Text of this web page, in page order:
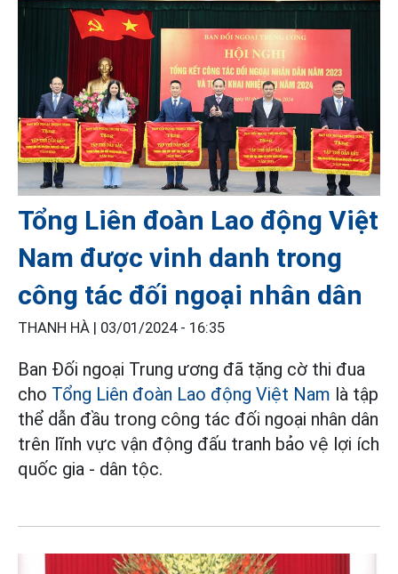
Tổng Liên đoàn Lao động Việt
Nam được vinh danh trong
công tác đối ngoại nhân dân
THANH HÀ | 03/01/2024 - 16:35
Ban Đối ngoại Trung ương đã tặng cờ thi đua
cho Tổng Liên đoàn Lao động Việt Nam là tập
thể dẫn đầu trong công tác đối ngoại nhân dân
trên lĩnh vực vận động đấu tranh bảo vệ lợi ích
quốc gia - dân tộc.